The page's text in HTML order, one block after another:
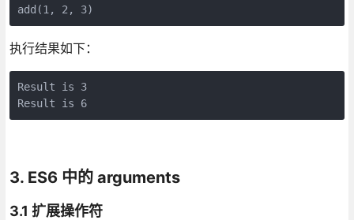
add(1, 2, 3)
执行结果如下：
Result is 3
Result is 6
3. ES6 中的 arguments
3.1 扩展操作符